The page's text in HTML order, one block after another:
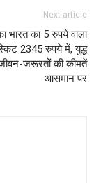
Next article
भारत का 5 रुपये वाला
2345 रुपये में, युद्ध
जरूरतों की कीमतें
आसमान पर